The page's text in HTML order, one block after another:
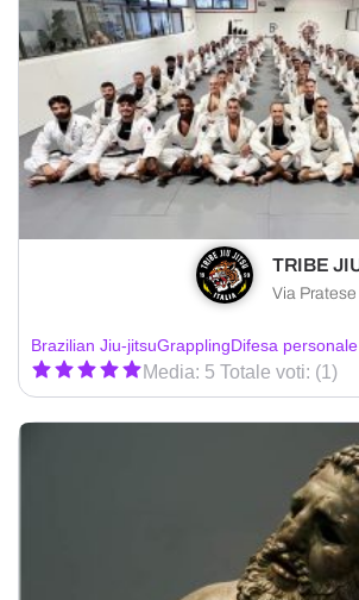
Brazilian Jiu-jitsuGrapplingDifesa personale
Media: 5 Totale voti: (1)